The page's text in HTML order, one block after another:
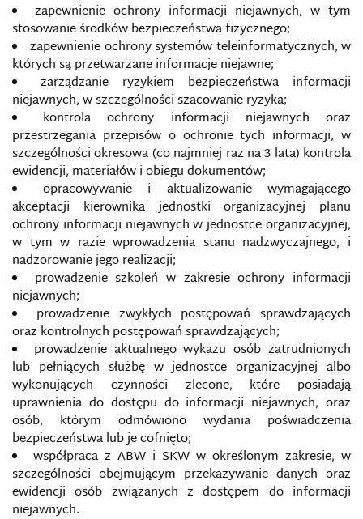
zapewnienie ochrony informacji niejawnych, w tym
stosowanie środków bezpieczeństwa fizycznego;
zapewnienie ochrony systemów teleinformatycznych, w
których są przetwarzane informacje niejawne;
zarządzanie ryzykiem bezpieczeństwa informacji
niejawnych, w szczególności szacowanie ryzyka;
kontrola ochrony informacji niejawnych oraz
przestrzegania przepisów o ochronie tych informacji, w
szczególności okresowa (co najmniej raz na 3 lata) kontrola
ewidencji, materiałów i obiegu dokumentów;
opracowywanie i aktualizowanie wymagającego
akceptacji kierownika jednostki organizacyjnej planu
ochrony informacji niejawnych w jednostce organizacyjnej,
w tym w razie wprowadzenia stanu nadzwyczajnego, i
nadzorowanie jego realizacji;
prowadzenie szkoleń w zakresie ochrony informacji
niejawnych;
prowadzenie zwykłych postępowań sprawdzających
oraz kontrolnych postępowań sprawdzających;
prowadzenie aktualnego wykazu osób zatrudnionych
lub pełniących służbę w jednostce organizacyjnej albo
wykonujących czynności zlecone, które posiadają
uprawnienia do dostępu do informacji niejawnych, oraz
osób, którym odmówiono wydania poświadczenia
bezpieczeństwa lub je cofnięto;
współpraca z ABW i SKW w określonym zakresie, w
szczególności obejmującym przekazywanie danych oraz
ewidencji osób związanych z dostępem do informacji
niejawnych.